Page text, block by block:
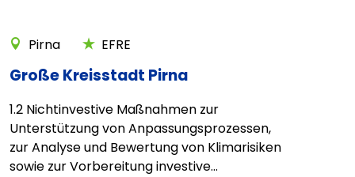
Pirna EFRE
Große Kreisstadt Pirna
1.2 Nichtinvestive Maßnahmen zur
Unterstützung von Anpassungsprozessen,
zur Analyse und Bewertung von Klimarisiken
sowie zur Vorbereitung investive...